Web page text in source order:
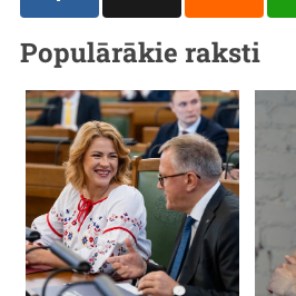
Populārākie raksti